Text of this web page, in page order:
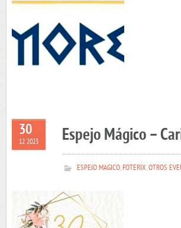
30
12 2023 Espejo Mágico –
ESPEJO MAGICO,FOTERIX,OTROS